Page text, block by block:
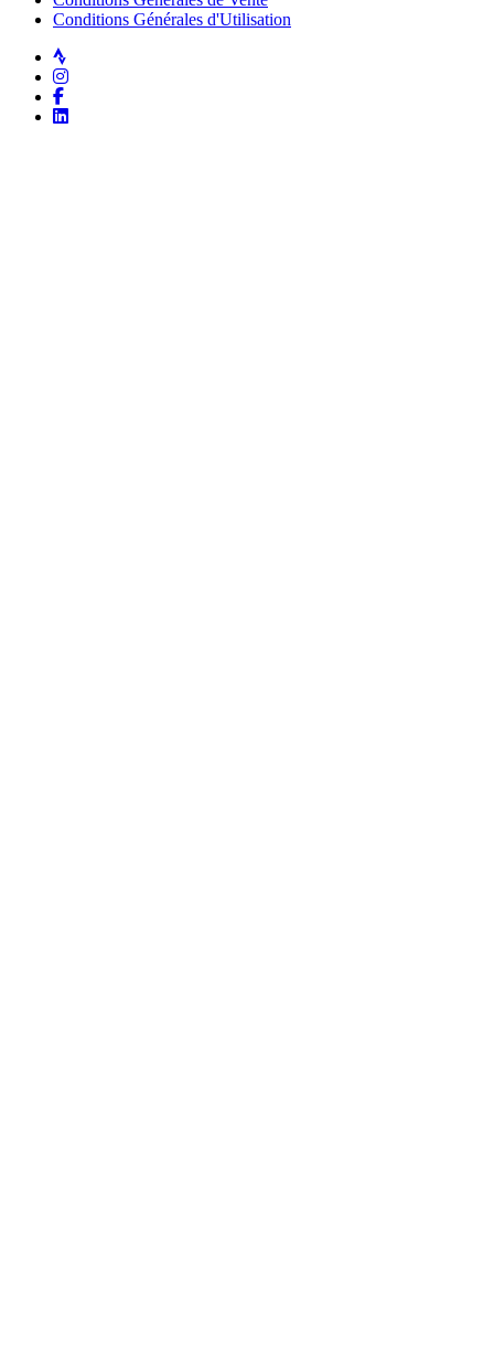
Conditions Générales d'Utilisation
Strava
Instagram
Facebook
LinkedIn